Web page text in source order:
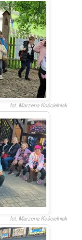
fot. Marzena Kościelniak
fot. Marzena Kościelniak